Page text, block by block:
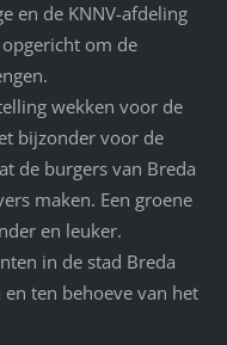
en de KNNV-afdeling
om de
wekken voor de
bijzonder voor de
de burgers van Breda
maken. Een groene
en leuker.
in de stad Breda
ten behoeve van het